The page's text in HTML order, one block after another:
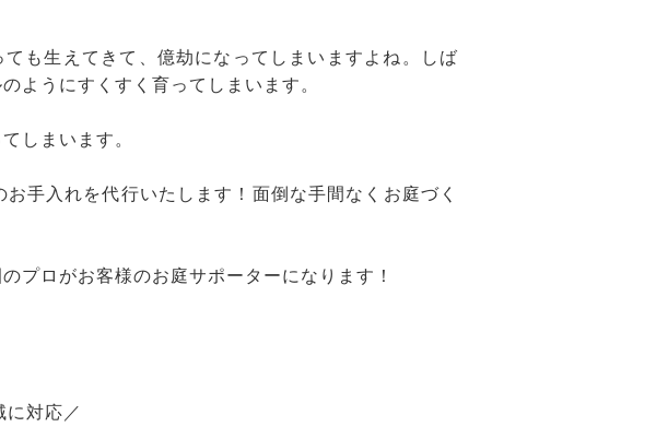
も生えてきて、億劫になってしまいますよね。しば
ようにすくすく育ってしまいます。
しまいます。
手入れを代行いたします！面倒な手間なくお庭づく
プロがお客様のお庭サポーターになります！
に対応／